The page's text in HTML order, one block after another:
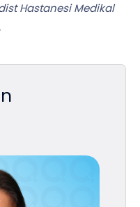
Hastanesi Medikal